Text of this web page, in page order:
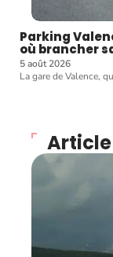
Parking
où brancher
5 août 2026
La gare de Valence,